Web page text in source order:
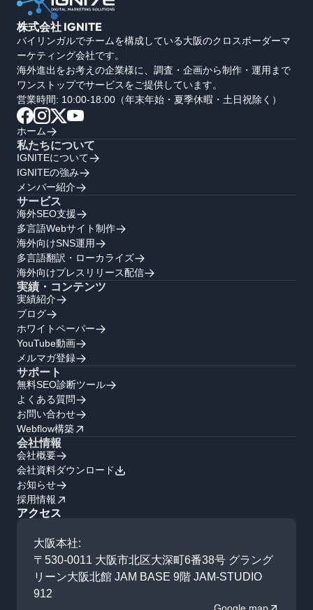
株式会社 IGNITE
バイリンガルでチームを構成している大阪のクロスボーダーマ
ーケティング会社です。
海外進出をお考えの企業様に、調査・企画から制作・運用まで
ワンストップでサービスをご提供しています。
営業時間: 10:00-18:00（年末年始・夏季休暇・土日祝除く）
ホーム
私たちについて
IGNITEについて
IGNITEの強み
メンバー紹介
サービス
海外SEO支援
多言語Webサイト制作
海外向けSNS運用
多言語翻訳・ローカライズ
海外向けプレスリリース配信
実績・コンテンツ
実績紹介
ブログ
ホワイトペーパー
YouTube動画
メルマガ登録
サポート
無料SEO診断ツール
よくある質問
お問い合わせ
Webflow構築
会社情報
会社概要
会社資料ダウンロード
お知らせ
採用情報
アクセス
大阪本社:
〒530-0011 大阪市北区大深町6番38号 グラング
リーン大阪北館 JAM BASE 9階 JAM-STUDIO
912